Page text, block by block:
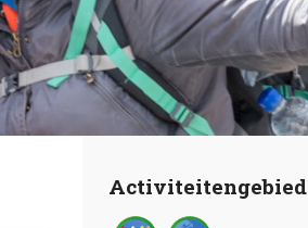
Activiteitengebied